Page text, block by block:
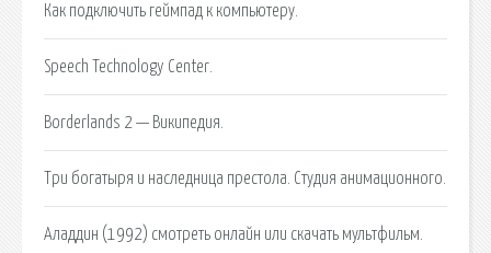
Как подключить геймпад к компьютеру.
Speech Technology Center.
Borderlands 2 — Википедия.
Три богатыря и наследница престола. Студия анимационного.
Аладдин (1992) смотреть онлайн или скачать мультфильм.